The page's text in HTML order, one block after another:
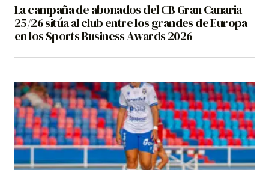
La campaña de abonados del CB Gran Canaria
25/26 sitúa al club entre los grandes de Europa
en los Sports Business Awards 2026